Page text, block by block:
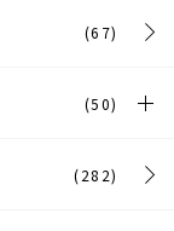
(67)
(50)
(282)